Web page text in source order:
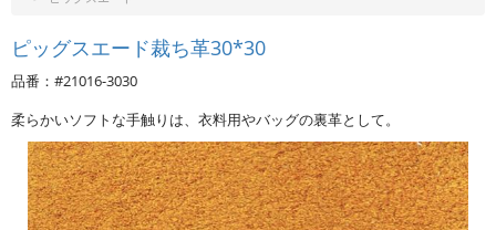
ド
ッ
ト・
ジ
ェ
ー
ピ
ー
ピッグスエード裁ち革30*30
品番：#21016-3030
柔らかいソフトな手触りは、衣料用やバッグの裏革として。